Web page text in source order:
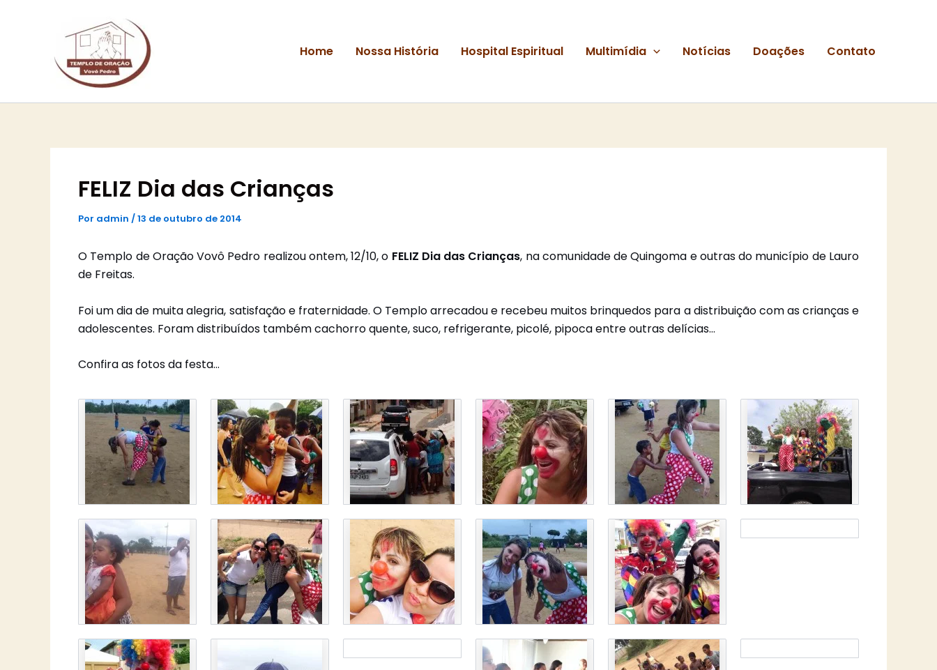
Home Nossa História Hospital Espiritual Multimídia Notícias Doações Contato
FELIZ Dia das Crianças
Por admin /13 de outubro de 2014
O Templo de Oração Vovô Pedro realizou ontem, 12/10, o FELIZ Dia das Crianças, na comunidade de Quingoma e outras do município de Lauro
de Freitas.
Foi um dia de muita alegria, satisfação e fraternidade. O Templo arrecadou e recebeu muitos brinquedos para a distribuição com as crianças e
adolescentes. Foram distribuídos também cachorro quente, suco, refrigerante, picolé, pipoca entre outras delícias…
Confira as fotos da festa…